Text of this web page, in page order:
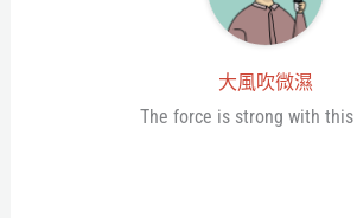
大風吹微濕
The force is strong with this